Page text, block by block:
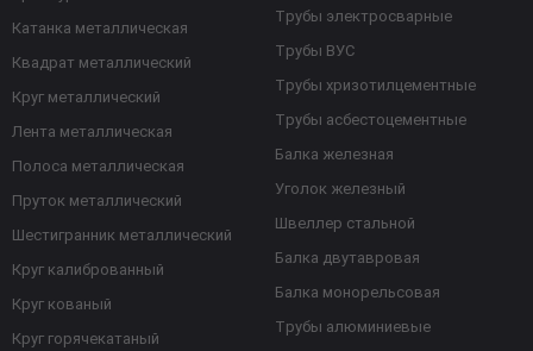
Катанка металлическая
Квадрат металлический
Круг металлический
Лента металлическая
Полоса металлическая
Пруток металлический
Шестигранник металлический
Круг калиброванный
Круг кованый
Круг горячекатаный
Трубы электросварные
Трубы ВУС
Трубы хризотилцементные
Трубы асбестоцементные
Балка железная
Уголок железный
Швеллер стальной
Балка двутавровая
Балка монорельсовая
Трубы алюминиевые